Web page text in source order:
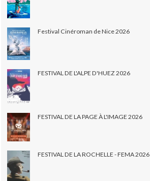
Festival Cinéroman de Nice 2026
FESTIVAL DE L'ALPE D'HUEZ 2026
FESTIVAL DE LA PAGE À L'IMAGE 2026
FESTIVAL DE LA ROCHELLE - FEMA 2026